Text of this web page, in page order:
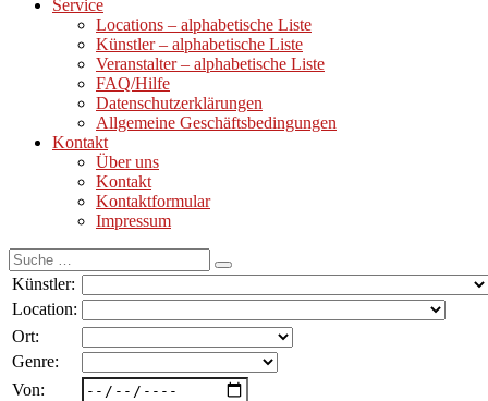
Service
Locations – alphabetische Liste
Künstler – alphabetische Liste
Veranstalter – alphabetische Liste
FAQ/Hilfe
Datenschutzerklärungen
Allgemeine Geschäftsbedingungen
Kontakt
Über uns
Kontakt
Kontaktformular
Impressum
Suche
nach:
Künstler:
Location:
Ort:
Genre:
Von: